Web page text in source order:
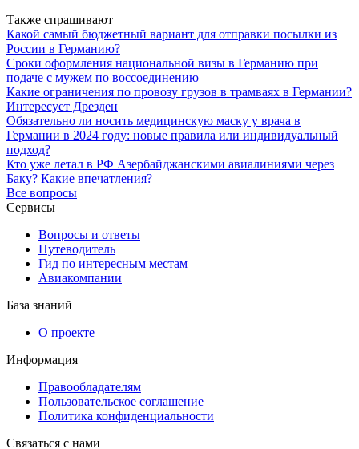
Также спрашивают
Какой самый бюджетный вариант для отправки посылки из
России в Германию?
Сроки оформления национальной визы в Германию при
подаче с мужем по воссоединению
Какие ограничения по провозу грузов в трамваях в Германии?
Интересует Дрезден
Обязательно ли носить медицинскую маску у врача в
Германии в 2024 году: новые правила или индивидуальный
подход?
Кто уже летал в РФ Азербайджанскими авиалиниями через
Баку? Какие впечатления?
Все вопросы
Сервисы
Вопросы и ответы
Путеводитель
Гид по интересным местам
Авиакомпании
База знаний
О проекте
Информация
Правообладателям
Пользовательское соглашение
Политика конфиденциальности
Связаться с нами